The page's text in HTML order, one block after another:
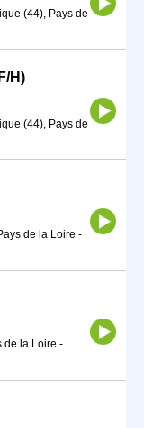
(44), Pays de
H)
(44), Pays de
de la Loire -
de la Loire -